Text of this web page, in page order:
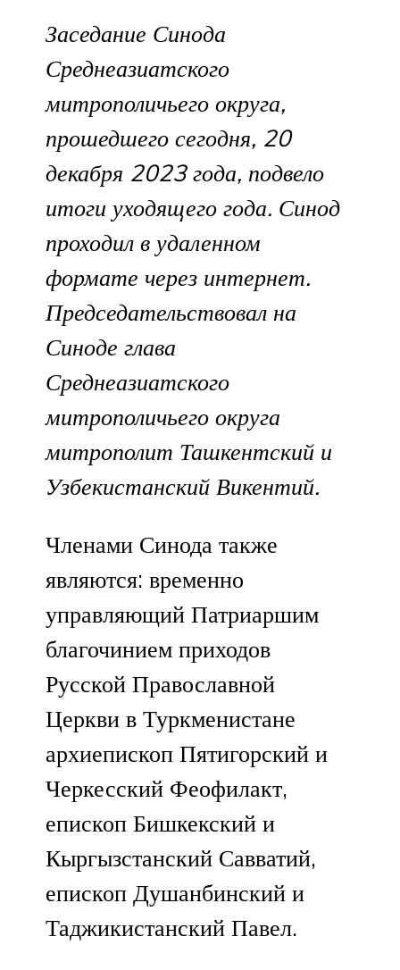
Заседание Синода
Среднеазиатского
митрополичьего округа,
прошедшего сегодня, 20
декабря 2023 года, подвело
итоги уходящего года. Синод
проходил в удаленном
формате через интернет.
Председательствовал на
Синоде глава
Среднеазиатского
митрополичьего округа
митрополит Ташкентский и
Узбекистанский Викентий.
Членами Синода также
являются: временно
управляющий Патриаршим
благочинием приходов
Русской Православной
Церкви в Туркменистане
архиепископ Пятигорский и
Черкесский Феофилакт,
епископ Бишкекский и
Кыргызстанский Савватий,
епископ Душанбинский и
Таджикистанский Павел.